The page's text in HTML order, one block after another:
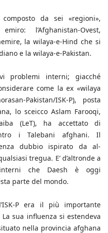
da sei «regioni»,
l’Afghanistan-Ovest,
la wilaya-e-Hind che si
e la wilaya-e-Pakistan.
problemi interni; giacché
come la ex «wilaya
Pakistan/ISK-P), posta
lo sceicco Aslam Farooqi,
(LeT), ha accettato di
i Talebani afghani. Il
dubbio ispirato da al-
tregua. E’ d’altronde a
che Daesh è oggi
parte del mondo.
P era il più importante
sua influenza si estendeva
nella provincia afghana